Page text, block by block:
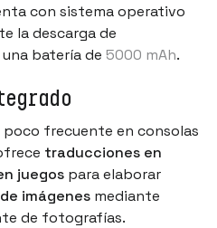
con sistema operativo
la descarga de
batería de 5000 mAh.
frecuente en consolas
traducciones en
juegos para elaborar
imágenes mediante
de fotografías.